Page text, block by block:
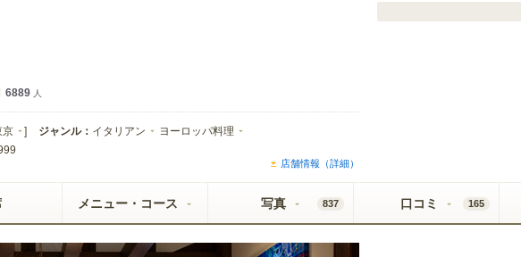
6889 人
京 ] ジャンル： イタリアン ヨーロッパ料理
店舗情報（詳細）
メニュー・コース 写真 837 口コミ 165